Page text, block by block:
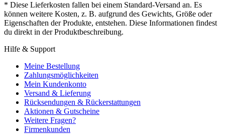
* Diese Lieferkosten fallen bei einem Standard-Versand an. Es
können weitere Kosten, z. B. aufgrund des Gewichts, Größe oder
Eigenschaften der Produkte, entstehen. Diese Informationen findest
du direkt in der Produktbeschreibung.
Hilfe & Support
Meine Bestellung
Zahlungsmöglichkeiten
Mein Kundenkonto
Versand & Lieferung
Rücksendungen & Rückerstattungen
Aktionen & Gutscheine
Weitere Fragen?
Firmenkunden